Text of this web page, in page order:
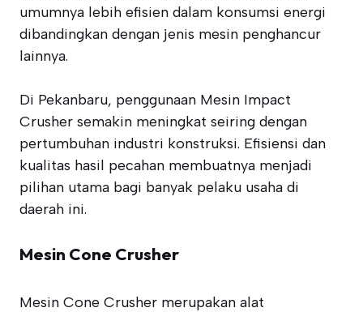
umumnya lebih efisien dalam konsumsi energi
dibandingkan dengan jenis mesin penghancur
lainnya.
Di Pekanbaru, penggunaan Mesin Impact
Crusher semakin meningkat seiring dengan
pertumbuhan industri konstruksi. Efisiensi dan
kualitas hasil pecahan membuatnya menjadi
pilihan utama bagi banyak pelaku usaha di
daerah ini.
Mesin Cone Crusher
Mesin Cone Crusher merupakan alat